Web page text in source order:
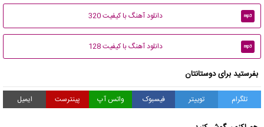
mp3 دانلود آهنگ با کیفیت 320
mp3 دانلود آهنگ با کیفیت 128
بفرستید برای دوستانتان
تلگرام توییتر فیسبوک واتس آپ پینترست ایمیل